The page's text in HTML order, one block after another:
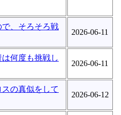
で、そろそろ戦
2026-06-11
何度も挑戦し
2026-06-11
の真似をして
2026-06-12